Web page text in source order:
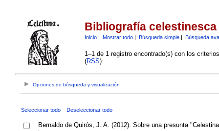
Bibliografía celestinesca
Inicio| Mostrar todo| Búsqueda simple| Búsqueda
1–1 de 1 registro encontrado(s) con los
(RSS):
Opciones de búsqueda y visualización
Seleccionar todo Deseleccionar todo
Bernaldo de Quirós, J. A. (2012). Sobre una presunta